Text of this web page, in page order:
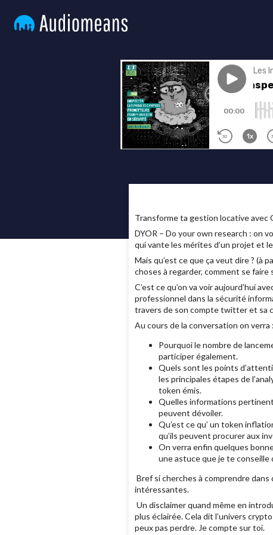
Transforme ta gestion locative avec
DYOR – Do your own research : on
qui vante les mérites d’un projet et
Mais qu’est ce que ça veut dire ?
choses à regarder, comment se
C’est ce qu’on va voir aujourd’hui
professionnel dans la sécurité
travers de son compte twitter et sa
Au cours de la conversation on verra :
Pourquoi le nombre de
participer également.
Quels sont les points
les principales étapes de
token émis.
Quelles informations
peuvent dévoiler.
Qu’est ce qu’ un token
qu’ils peuvent procurer aux
On verra enfin quelques
une astuce que je te
Bref si cherches à comprendre
intéressantes.
Un disclaimer quand même en
plus éclairée. Cela dit l’univers
peux pas perdre. Je compte sur toi.